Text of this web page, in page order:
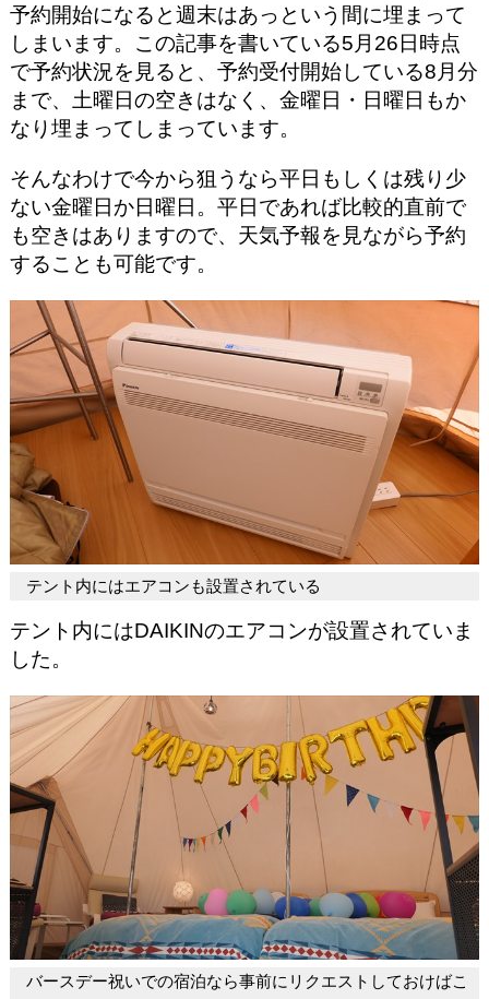
予約開始になると週末はあっという間に埋まって
しまいます。この記事を書いている5月26日時点
で予約状況を見ると、予約受付開始している8月分
まで、土曜日の空きはなく、金曜日・日曜日もか
なり埋まってしまっています。
そんなわけで今から狙うなら平日もしくは残り少
ない金曜日か日曜日。平日であれば比較的直前で
も空きはありますので、天気予報を見ながら予約
することも可能です。
テント内にはエアコンも設置されている
テント内にはDAIKINのエアコンが設置されていま
した。
バースデー祝いでの宿泊なら事前にリクエストしておけばこ